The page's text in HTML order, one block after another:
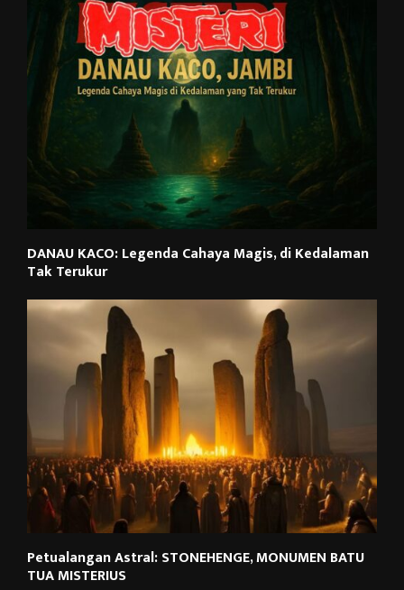
DANAU KACO: Legenda Cahaya Magis, di Kedalaman
Tak Terukur
Petualangan Astral: STONEHENGE, MONUMEN BATU
TUA MISTERIUS